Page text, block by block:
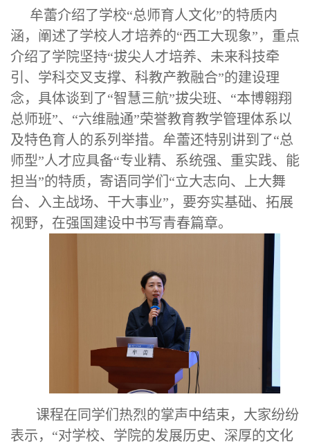
牟蕾介绍了学校“总师育人文化”的特质内
涵，阐述了学校人才培养的“西工大现象”，重点
介绍了学院坚持“拔尖人才培养、未来科技牵
引、学科交叉支撑、科教产教融合”的建设理
念，具体谈到了“智慧三航”拔尖班、“本博翱翔
总师班”、“六维融通”荣誉教育教学管理体系以
及特色育人的系列举措。牟蕾还特别讲到了“总
师型”人才应具备“专业精、系统强、重实践、能
担当”的特质，寄语同学们“立大志向、上大舞
台、入主战场、干大事业”，要夯实基础、拓展
视野，在强国建设中书写青春篇章。
课程在同学们热烈的掌声中结束，大家纷纷
表示，“对学校、学院的发展历史、深厚的文化